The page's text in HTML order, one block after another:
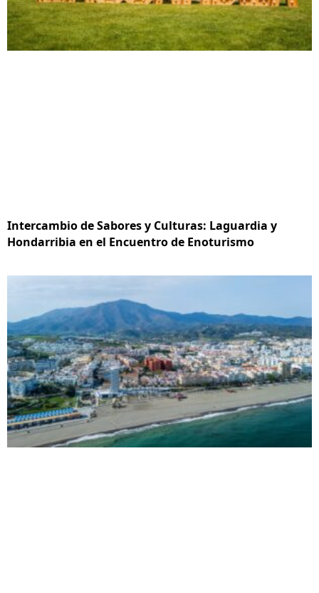
Intercambio de Sabores y Culturas: Laguardia y
Hondarribia en el Encuentro de Enoturismo